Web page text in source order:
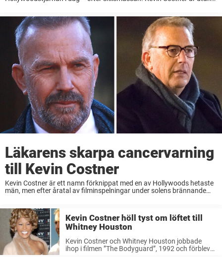
Läkarens skarpa cancervarning
till Kevin Costner
Kevin Costner är ett namn förknippat med en av Hollywoods hetaste
män, men efter åratal av filminspelningar under solens brännande
Kevin Costner höll tyst om löftet till
Whitney Houston
Kevin Costner och Whitney Houston jobbade
ihop i filmen ”The Bodyguard”, 1992 och förblev